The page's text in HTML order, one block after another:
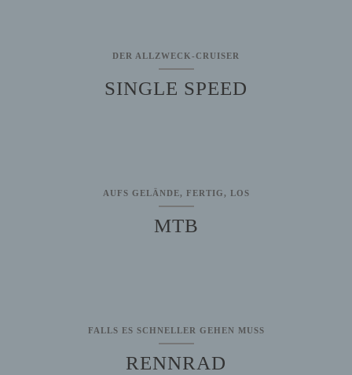
DER ALLZWECK-CRUISER
SINGLE SPEED
AUFS GELÄNDE, FERTIG, LOS
MTB
FALLS ES SCHNELLER GEHEN MUSS
RENNRAD